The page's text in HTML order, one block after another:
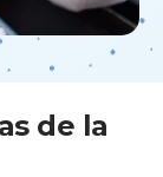
de la